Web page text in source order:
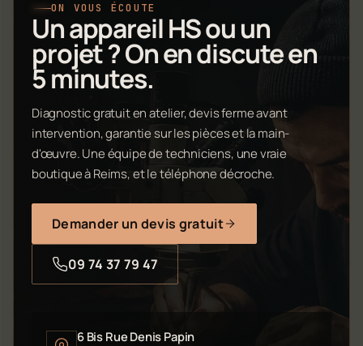
ON VOUS ÉCOUTE
Un appareil HS ou un
projet ? On en discute en
5 minutes.
Diagnostic gratuit en atelier, devis ferme avant
intervention, garantie sur les pièces et la main-
d'œuvre. Une équipe de techniciens, une vraie
boutique à Reims, et le téléphone décroche.
Demander un devis gratuit
09 74 37 79 47
6 Bis Rue Denis Papin